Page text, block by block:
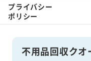
不用品回収クオ
プライバシー
ポリシー